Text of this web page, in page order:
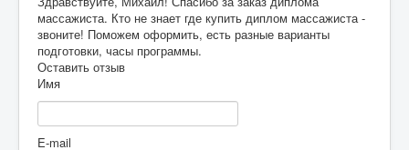
массажиста. Кто не знает где купить диплом массажиста -
звоните! Поможем оформить, есть разные варианты
подготовки, часы программы.
Оставить отзыв
Имя
E-mail